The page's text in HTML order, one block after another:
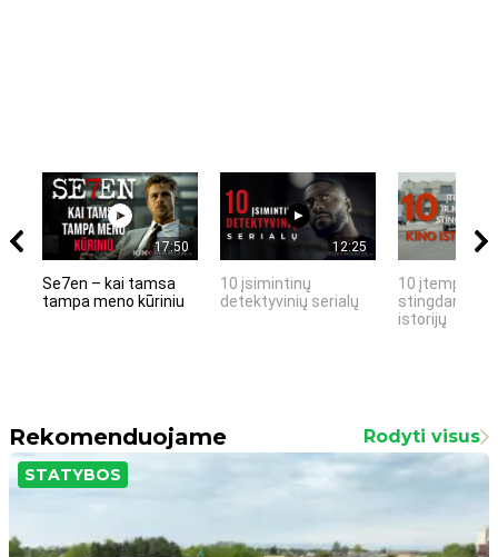
17:50
Se7en – kai tamsa
tampa meno kūriniu
12:25
10 įsimintinų
detektyvinių serialų
10 įtemptų,
stingdančių
istorijų
Rekomenduojame Rodyti visus
STATYBOS